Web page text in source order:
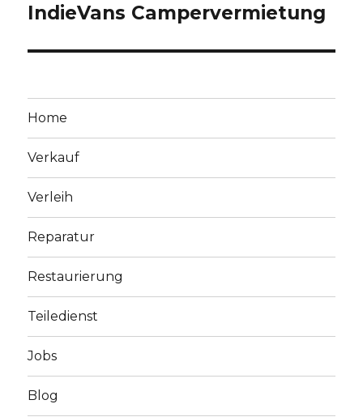
IndieVans Campervermietung
Home
Verkauf
Verleih
Reparatur
Restaurierung
Teiledienst
Jobs
Blog